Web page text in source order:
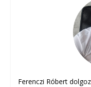
Ferenczi Róbert